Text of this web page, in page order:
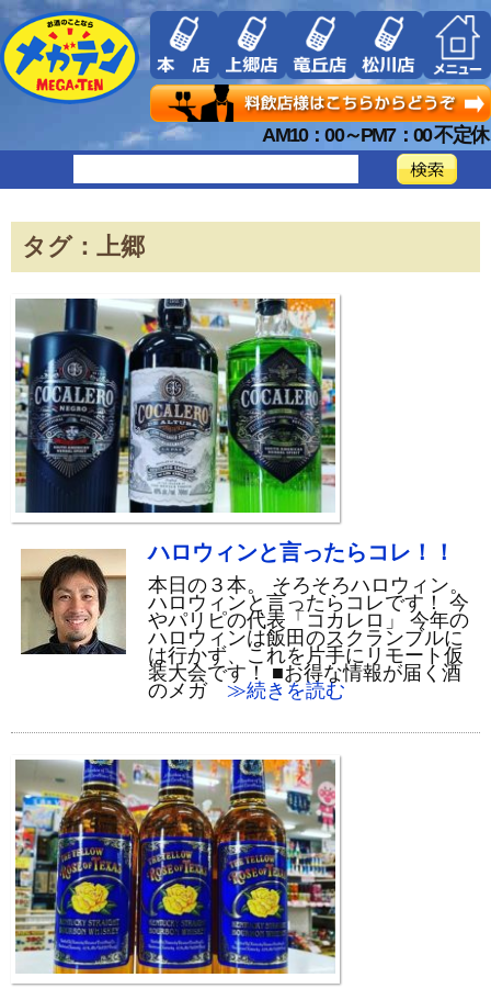
AM10：00～PM7：00 不定休
タグ：上郷
ハロウィンと言ったらコレ！！
本日の３本。 そろそろハロウィン。
ハロウィンと言ったらコレです！ 今
やパリピの代表「コカレロ」 今年の
ハロウィンは飯田のスクランブルに
は行かず、これを片手にリモート仮
装大会です！ ■お得な情報が届く酒
のメガ≫続きを読む